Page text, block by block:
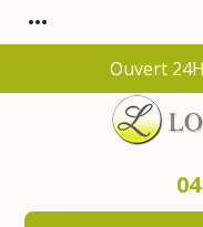
more_horiz
Ouvert